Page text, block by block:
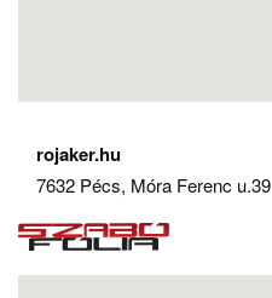
rojaker.hu
7632 Pécs, Móra Ferenc u.39